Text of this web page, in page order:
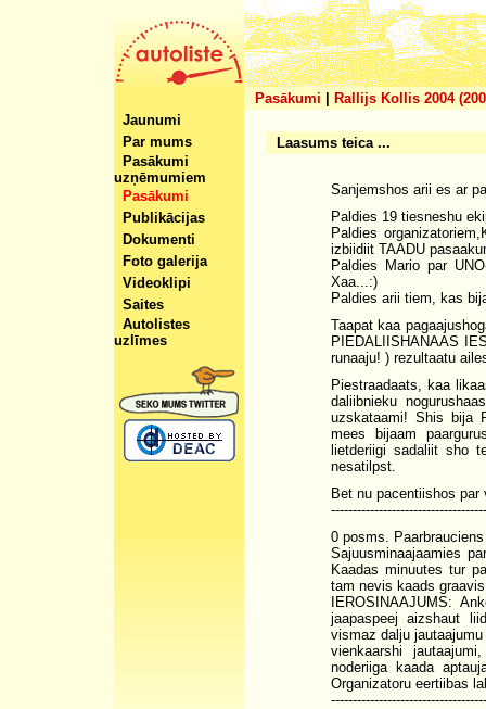
Pasākumi
Rallijs Kollis 2004
Jaunumi
Par mums
Pasākumi
uzņēmumiem
Pasākumi
Publikācijas
Dokumenti
Foto galerija
Videoklipi
Saites
Autolistes
uzlīmes
Laasums teica ...
Sanjemshos arii es ar
Paldies 19 tiesneshu
Paldies
izbiidiit TAADU
Paldies Mario par
Xaa...:)
Paldies arii tiem, kas
Taapat kaa
PIEDALIISHANAAS
runaaju! ) rezultaatu
Piestraadaats, kaa
daliibnieku
uzskataami! Shis bija
mees bijaam
lietderiigi sadaliit sho
nesatilpst.
Bet nu pacentiishos
0 posms.
Sajuusminaajaamies
Kaadas minuutes tur
tam nevis kaads
IEROSINAAJUMS:
jaapaspeej aizshaut
vismaz dalju
vienkaarshi
noderiiga kaada
Organizatoru eertiibas